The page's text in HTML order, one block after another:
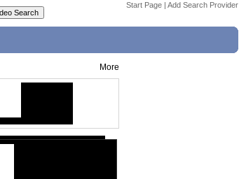
Start Page | Add Search Provider
More